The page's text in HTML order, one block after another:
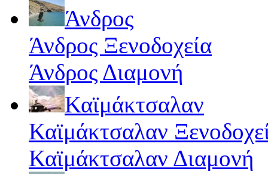
Άνδρος
Άνδρος Ξενοδοχεία
Άνδρος Διαμονή
Καϊμάκτσαλαν
Καϊμάκτσαλαν
Καϊμάκτσαλαν Διαμονή